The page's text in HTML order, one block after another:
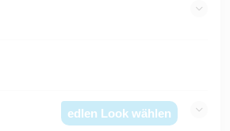
edlen Look wählen